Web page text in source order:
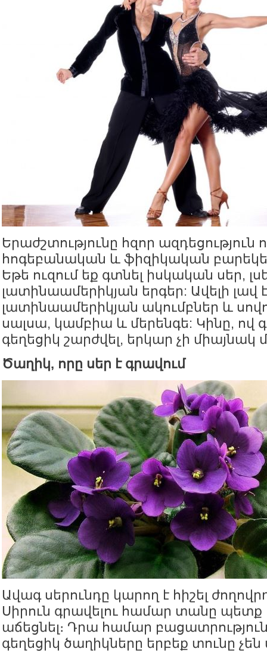
Երաժշտությունը հզոր ազդեցություն
հոգեբանական և ֆիզիկական
Եթե ուզում եք գտնել իսկական սեր,
լատինաամերիկյան երգեր: Ավելի լավ
լատինաամերիկյան ակումբներ և
սալսա, կամբիա և մերենգե: Կինը, ով
գեղեցիկ շարժվել, երկար չի միայնակ
Ծաղիկ, որը սեր է գրավում
Ավագ սերունդը կարող է հիշել
Սիրուն գրավելու համար տանը պետք
աճեցնել։ Դրա համար
գեղեցիկ ծաղիկները երբեք տունը չեն